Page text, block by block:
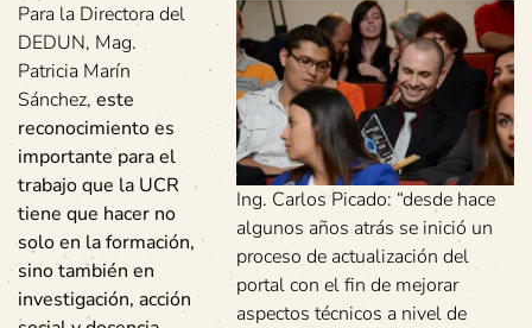
Ing. Carlos Picado: “desde hace
algunos años atrás se inició un
proceso de actualización del
portal con el fin de mejorar
aspectos técnicos a nivel de
Para la Directora del
DEDUN, Mag.
Patricia Marín
Sánchez, este
reconocimiento es
importante para el
trabajo que la UCR
tiene que hacer no
solo en la formación,
sino también en
investigación, acción